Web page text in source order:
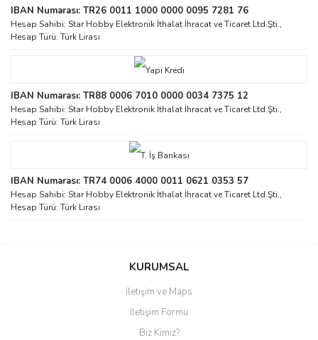
IBAN Numarası: TR26 0011 1000 0000 0095 7281 76
Hesap Sahibi: Star Hobby Elektronik İthalat İhracat ve Ticaret Ltd.Şti.,
Hesap Türü: Türk Lirası
IBAN Numarası: TR88 0006 7010 0000 0034 7375 12
Hesap Sahibi: Star Hobby Elektronik İthalat İhracat ve Ticaret Ltd.Şti.,
Hesap Türü: Türk Lirası
IBAN Numarası: TR74 0006 4000 0011 0621 0353 57
Hesap Sahibi: Star Hobby Elektronik İthalat İhracat ve Ticaret Ltd.Şti.,
Hesap Türü: Türk Lirası
KURUMSAL
İletişim ve Maps
İletişim Formu
Biz Kimiz?